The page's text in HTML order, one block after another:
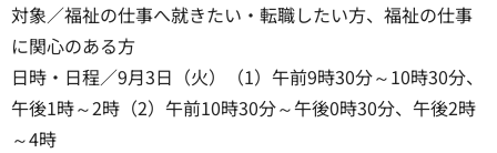
対象／福祉の仕事へ就きたい・転職したい方、福祉の仕事
に関心のある方
日時・日程／9月3日（火）（1）午前9時30分～10時30分、
午後1時～2時（2）午前10時30分～午後0時30分、午後2時
～4時